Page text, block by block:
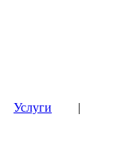
Услуги |